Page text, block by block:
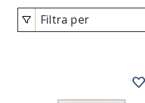
Filtra per